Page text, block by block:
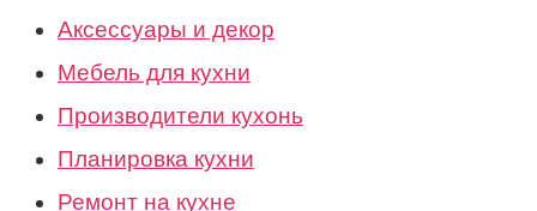
Аксессуары и декор
Мебель для кухни
Производители кухонь
Планировка кухни
Ремонт на кухне